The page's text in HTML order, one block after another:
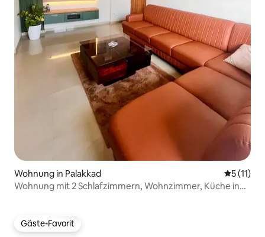
Wohnung in Palakkad
5 (11)
Wohnung mit 2 Schlafzimmern, Wohnzimmer, Küche in
Gäste-Favorit
Gäste-Favorit